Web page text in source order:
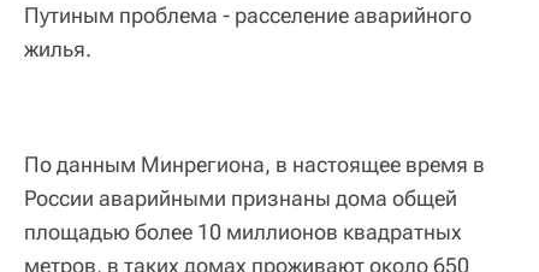
Путиным проблема - расселение аварийного
жилья.
По данным Минрегиона, в настоящее время в
России аварийными признаны дома общей
площадью более 10 миллионов квадратных
метров, в таких домах проживают около 650